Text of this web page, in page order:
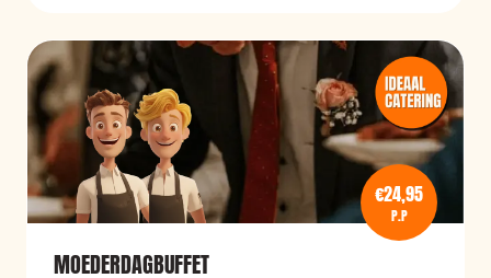
€24,95
P.P
MOEDERDAGBUFFET